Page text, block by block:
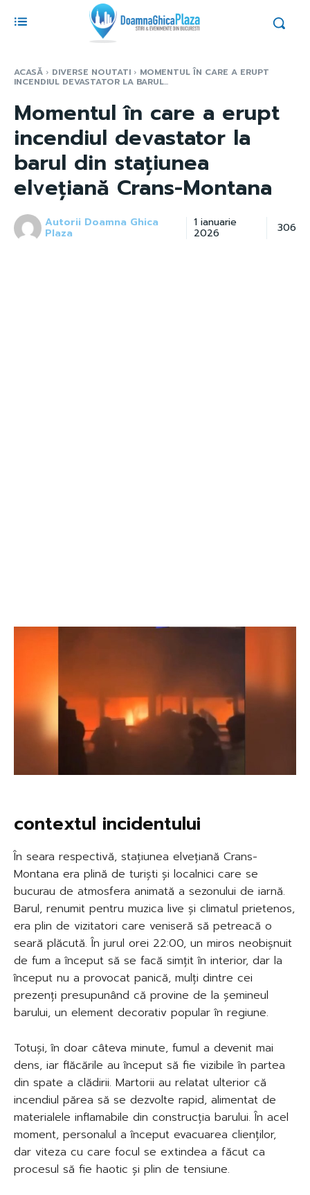
ACASĂ DIVERSE NOUTATI MOMENTUL ÎN CARE A ERUPT
INCENDIUL DEVASTATOR LA BARUL...
Momentul în care a erupt
incendiul devastator la
barul din stațiunea
elvețiană Crans-Montana
Autorii Doamna Ghica
Plaza
1 ianuarie
2026 306
contextul incidentului
În seara respectivă, stațiunea elvețiană Crans-
Montana era plină de turiști și localnici care se
bucurau de atmosfera animată a sezonului de iarnă.
Barul, renumit pentru muzica live și climatul prietenos,
era plin de vizitatori care veniseră să petreacă o
seară plăcută. În jurul orei 22:00, un miros neobișnuit
de fum a început să se facă simțit în interior, dar la
început nu a provocat panică, mulți dintre cei
prezenți presupunând că provine de la șemineul
barului, un element decorativ popular în regiune.
Totuși, în doar câteva minute, fumul a devenit mai
dens, iar flăcările au început să fie vizibile în partea
din spate a clădirii. Martorii au relatat ulterior că
incendiul părea să se dezvolte rapid, alimentat de
materialele inflamabile din construcția barului. În acel
moment, personalul a început evacuarea clienților,
dar viteza cu care focul se extindea a făcut ca
procesul să fie haotic și plin de tensiune.